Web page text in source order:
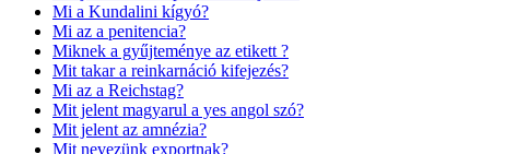
Mi a Kundalini kígyó?
Mi az a penitencia?
Miknek a gyűjteménye az etikett ?
Mit takar a reinkarnáció kifejezés?
Mi az a Reichstag?
Mit jelent magyarul a yes angol szó?
Mit jelent az amnézia?
Mit nevezünk exportnak?